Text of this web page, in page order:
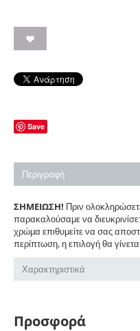
Save
Περιγραφή
ΣΗΜΕΙΩΣΗ! Πριν
παρακαλούσαμε να
χρώμα επιθυμείτε να σας
περίπτωση, η επιλογή θα
Χαρακτηριστικά
Προσφορά